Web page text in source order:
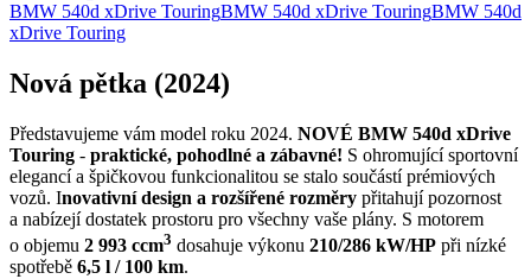
BMW 540d xDrive TouringBMW 540d xDrive TouringBMW 540d
xDrive Touring
Nová pětka (2024)
Představujeme vám model roku 2024. NOVÉ BMW 540d xDrive
Touring - praktické, pohodlné a zábavné! S ohromující sportovní
elegancí a špičkovou funkcionalitou se stalo součástí prémiových
vozů. Inovativní design a rozšířené rozměry přitahují pozornost
a nabízejí dostatek prostoru pro všechny vaše plány. S motorem
o objemu 2 993 ccm3 dosahuje výkonu 210/286 kW/HP při nízké
spotřebě 6,5 l / 100 km.